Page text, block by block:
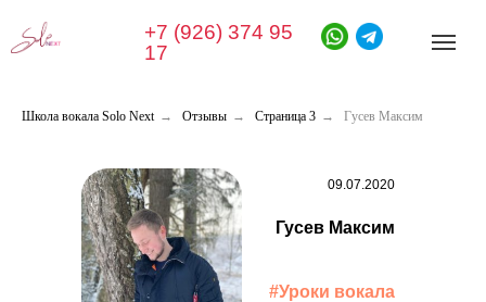
+7 (926) 374 95
17
Школа вокала Solo Next → Отзывы → Страница 3 → Гусев Максим
09.07.2020
Гусев Максим
#Уроки вокала